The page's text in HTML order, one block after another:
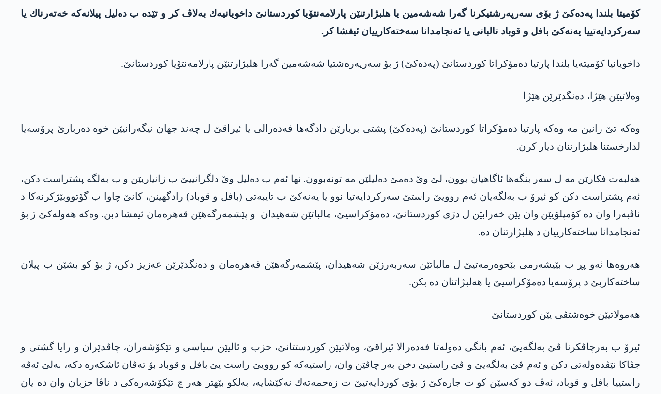
كۆمیتا بلندا په‌ده‌كێ ژ بۆی سه‌رپه‌رشتیكرنا گه‌را شه‌شه‌مین یا هلبژارتنێن پارلامه‌نتۆیا كوردستانێ داخویانیه‌ك به‌لاڤ كر و تێده‌ ب ده‌لیل پیلانه‌كه‌ خه‌ته‌رناك یا
سه‌ركردایه‌تییا یه‌نه‌كێ بافل و قوباد تالبانی یا ئه‌نجامدانا سه‌خته‌كارییان ئیفشا كر.
داخویانیا کۆمیتەیا بلندا پارتیا دەمۆکراتا کوردستانێ (په‌ده‌كێ) ژ بۆ سەرپەرەشتیا شەشەمین گه‌را هلبژارتنێن پارلامەنتۆیا کوردستانێ.
وەلاتیێن هێژا، دەنگدێرێن هێژا
وەکە تێ زانین مە وەکە پارتیا دەمۆکراتا کوردستانێ (په‌ده‌كێ) پشتی بریارێن دادگەها فەدەرالی یا ئیراقێ ل چەند جهان نیگەرانیێن خوە دەربارێ پرۆسەیا
لدارخستنا هلبژارتنان دیار کرن.
هەلبەت فکارێن مە ل سه‌ر بنگه‌ها ئاگاهیان بوون، لێ وێ دەمێ دەلیلێن مە تونەبوون. نها ئەم ب ده‌لیل وێ دلگرانییێ ب زانیاریێن و ب بەلگە پشتراست دکن،
ئه‌م پشتراست دكن کو ئیرۆ ب بەلگەیان ئەم روویێ راستێ سەرکردایەتیا نوو یا یه‌نه‌كێ ب تایبەتی (بافل و قوباد) رادگهینن، كانێ چاوا ب گۆتووبێژکرنه‌كا د
ناڤبەرا وان دە کۆمپلۆیێن وان یێن خەرابێن ل دژی کوردستانێ، دەمۆکراسیێ، مالباتێن شه‌هیدان و پێشمه‌رگه‌هێن قه‌هره‌مان ئیفشا دبن. وه‌كه‌ هه‌وله‌كێ ژ بۆ
ئه‌نجامدانا ساخته‌كارییان د هلبژارتنان ده.
هه‌روه‌ها ئه‌و پڕ ب بێیشه‌رمی بێحوه‌رمه‌تیێ ل مالباتێن سه‌ربه‌رزێن شه‌هیدان، پێشمه‌رگه‌هێن قه‌هره‌مان و ده‌نگدێرێن عه‌زیز دكن، ژ بۆ كو بشێن ب پیلان
ساخته‌كاریێ د پرۆسه‌یا ده‌مۆكراسیێ یا هه‌لبژاتنان ده‌ بكن.
هه‌مولاتیێن خوه‌شتڤی یێن كوردستانێ
ئیرۆ ب به‌رچاڤكرنا ڤێ به‌لگه‌یێ، ئه‌م بانگی ده‌وله‌تا فه‌ده‌رالا ئیراقێ، وه‌لاتیێن كوردستتانێ، حزب و ئالیێن سیاسی و تێكۆشه‌ران، چاڤدێران و رایا گشتی و
جڤاكا نێڤده‌وله‌تی دكن و ئه‌م ڤێ به‌لگه‌یێ و ڤێ راستیێ دخن به‌ر چاڤێن وان، راستیه‌كه‌ كو روویێ راست یێ بافل و قوباد بۆ ته‌ڤان ئاشكه‌ره‌ دكه‌، به‌لێ ئه‌ڤه‌
راستییا بافل و قوباد، ئه‌ڤ دو كه‌سێن كو ت جاره‌كێ ژ بۆی كوردایه‌تیێ ت زه‌حمه‌ته‌ك نه‌كێشایه‌، به‌لكو بێهتر هه‌ر چ تێكۆشه‌ره‌كی د ناڤا حزبان وان ده‌ یان